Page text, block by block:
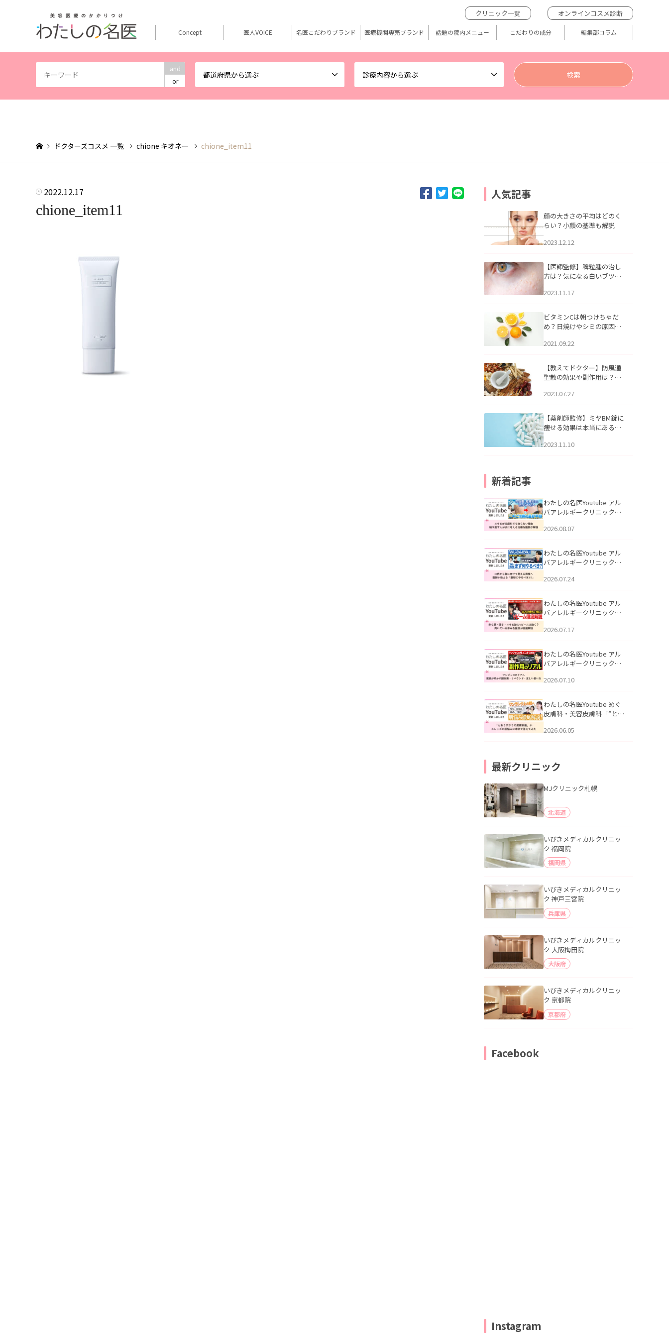
and
or
都道府県から選ぶ 診療内容から選ぶ
クリニック一覧 オンラインコスメ診断
Concept 医人VOICE 名医こだわりブランド 医療機関専売ブランド 話題の院内メニュー こだわりの成分 編集部コラム
ドクターズコスメ 一覧 chione キオネー chione_item11
2022.12.17
chione_item11
人気記事
顔の大きさの平均はどのく
らい？小顔の基準も解説
2023.12.12
【医師監修】稗粒腫の治し
方は？気になる白いブツブ
アについて
2023.11.17
ビタミンCは朝つけちゃだ
め？日焼けやシミの原因に
2021.09.22
【教えてドクター】防風通
聖散の効果や副作用は？長
2023.07.27
【薬剤師監修】ミヤBM錠に
痩せる効果は本当にある
2023.11.10
新着記事
わたしの名医Youtube アル
バアレルギークリニック札
らない理由｜繰り返す人が
説」を公開いたしました。
2026.08.07
わたしの名医Youtube アル
バアレルギークリニック札
える男性へ｜医師が教える
公開いたしました。
2026.07.24
わたしの名医Youtube アル
バアレルギークリニック札
跡にVビームは効く？向いて
説」を公開いたしました。
2026.07.17
わたしの名医Youtube アル
バアレルギークリニック札
医師が明かす副作用・リバ
公開いたしました。
2026.07.10
わたしの名医Youtube めぐ
皮膚科・美容皮膚科「”とお
ッズの肌悩みに本気で答え
2026.06.05
最新クリニック
MJクリニック札幌
北海道
いびきメディカルクリニッ
ク 福岡院
福岡県
いびきメディカルクリニッ
ク 神戸三宮院
兵庫県
いびきメディカルクリニッ
ク 大阪梅田院
大阪府
いびきメディカルクリニッ
ク 京都院
京都府
Facebook
Instagram